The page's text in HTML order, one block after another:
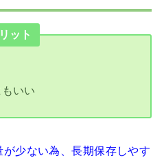
ット
いい
が少ない為、長期保存しやす